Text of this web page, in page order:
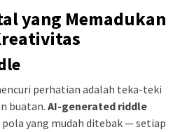
yang Memadukan
perhatian adalah teka-teki
buatan. AI-generated riddle
yang mudah ditebak — setiap